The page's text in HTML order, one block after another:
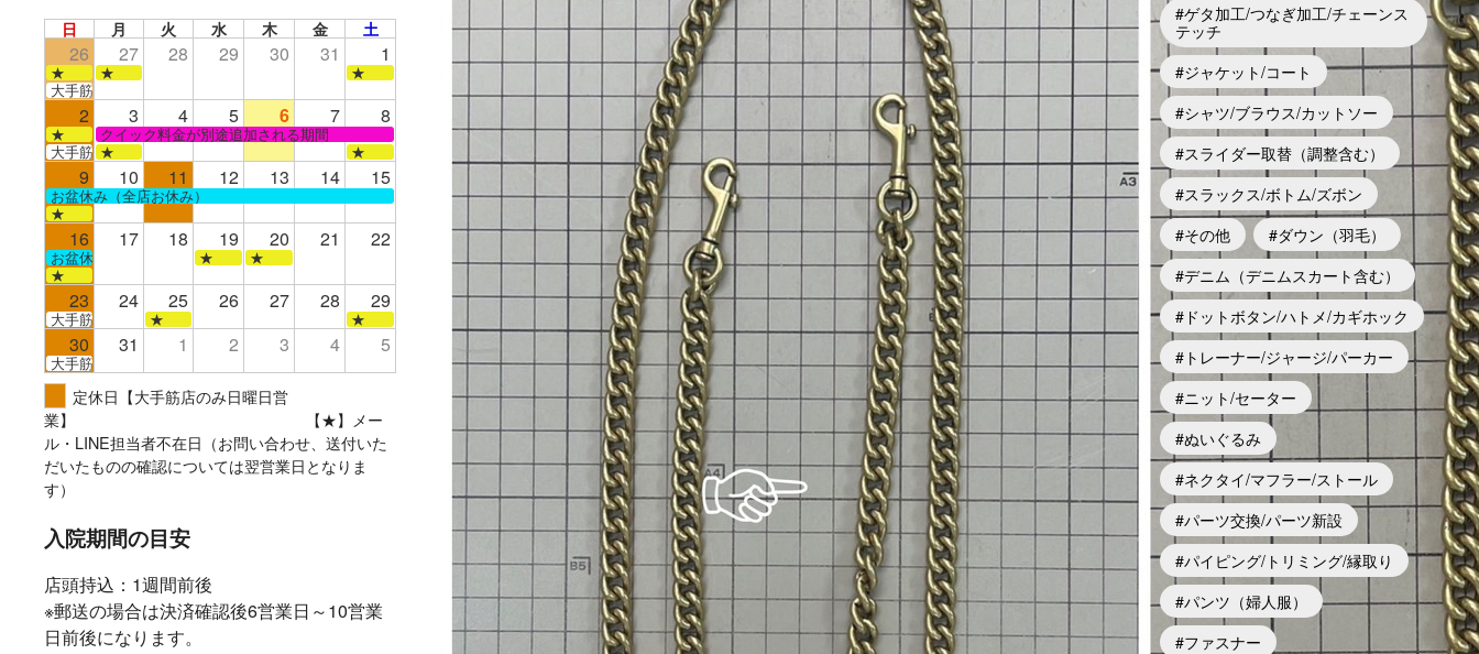
日 月 火 水 木 金 土
26 27 28 29 30 31 1
★ ★
★
大手筋店のみ営業
2 3 4 5 6 7 8
★
クイック料金が別途追加される期間
大手筋 ★ ★
9 10 11 12 13 14 15
お盆休み（全店お休み）
★
16 17 18 19 20 21 22
お盆休み（全店お休み）★
★
★
23 24 25 26 27 28 29
大手筋 ★ ★
30 31 1 2 3 4 5
大手筋
定休日【大手筋店のみ日曜日営
業】 【★】メー
ル・LINE担当者不在日（お問い合わせ、送付いた
だいたものの確認については翌営業日となりま
す）
入院期間の目安
店頭持込：1週間前後
※郵送の場合は決済確認後6営業日～10営業
日前後になります。
ゲタ加工/つなぎ加工/チェーンス
テッチ
ジャケット/コート
シャツ/ブラウス/カットソー
スライダー取替（調整含む）
スラックス/ボトム/ズボン
その他
ダウン（羽毛）
デニム（デニムスカート含む）
ドットボタン/ハトメ/カギホック
トレーナー/ジャージ/パーカー
ニット/セーター
ぬいぐるみ
ネクタイ/マフラー/ストール
パーツ交換/パーツ新設
パイピング/トリミング/縁取り
パンツ（婦人服）
ファスナー